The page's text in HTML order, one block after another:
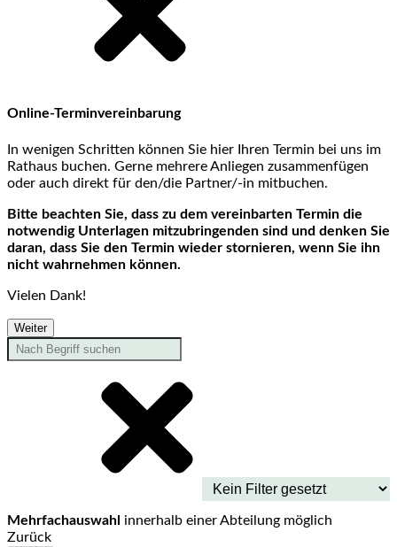
Online-Terminvereinbarung
In wenigen Schritten können Sie hier Ihren Termin bei uns im
Rathaus buchen. Gerne mehrere Anliegen zusammenfügen
oder auch direkt für den/die Partner/-in mitbuchen.
Bitte beachten Sie, dass zu dem vereinbarten Termin die
notwendig Unterlagen mitzubringenden sind und denken Sie
daran, dass Sie den Termin wieder stornieren, wenn Sie ihn
nicht wahrnehmen können.
Vielen Dank!
Weiter
Mehrfachauswahl innerhalb einer Abteilung möglich
Zurück